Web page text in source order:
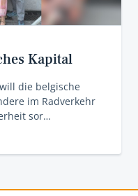
Kapital
die belgische
im Radverkehr
sor…